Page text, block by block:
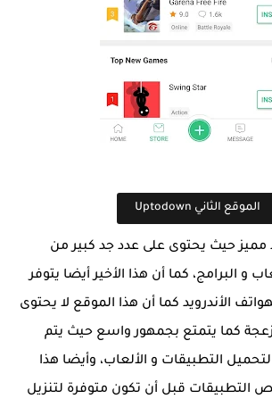
الموقع الثاني Uptodown
مميز حيث يحتوى على عدد جد كبير من
و البرامج، كما أن هذا الأخير أيضا يتوفر
الأندرويد كما أن هذا الموقع لا يحتوى
كما يتمتع بجمهور واسع حيث يتم
التطبيقات و الألعاب، وأيضا هذا
التطبيقات قبل أن تكون متوفرة لتنزيل